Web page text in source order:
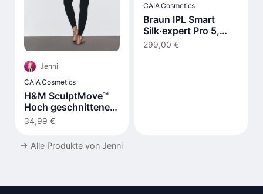
Jenni
CAIA Cosmetics
H&M SculptMove™
Hoch geschnittene
Leggings
34,99 €
CAIA Cosmetics
Braun IPL Smart
Silk·expert Pro 5,
Laser Hair Removal
at Home PL5210
299,00 €
→ Alle Produkte von Jenni